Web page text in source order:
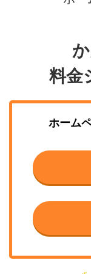
料金
ホーム